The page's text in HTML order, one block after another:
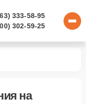
333-58-95
302-59-25
на